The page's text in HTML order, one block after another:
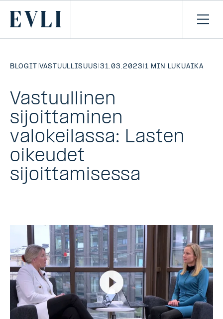
Primary
Avaa
BLOGIT |VASTUULLISUUS |31.03.2023 |1 MIN LUKUAIKA
Vastuullinen
sijoittaminen
valokeilassa: Lasten
oikeudet
sijoittamisessa